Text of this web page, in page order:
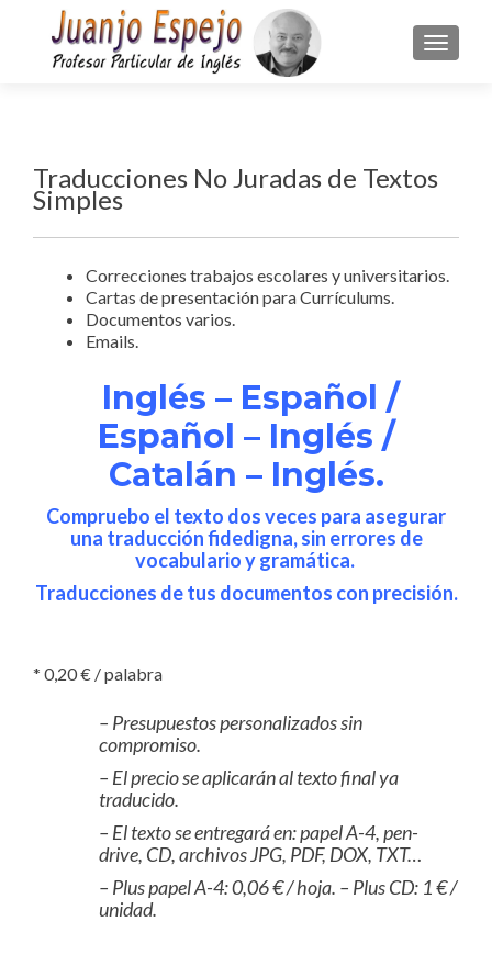
Traducciones No Juradas de Textos
Simples
Correcciones trabajos escolares y universitarios.
Cartas de presentación para Currículums.
Documentos varios.
Emails.
Inglés – Español /
Español – Inglés /
Catalán – Inglés.
Compruebo el texto dos veces para asegurar
una traducción fidedigna, sin errores de
vocabulario y gramática.
Traducciones de tus documentos con precisión.
* 0,20 € / palabra
– Presupuestos personalizados sin
compromiso.
– Elprecio se aplicarán al texto final ya
traducido.
– El texto se entregará en: papel A-4, pen-
drive, CD, archivos JPG, PDF, DOX, TXT…
– Plus papel A-4: 0,06 € / hoja. – Plus CD: 1 € /
unidad.